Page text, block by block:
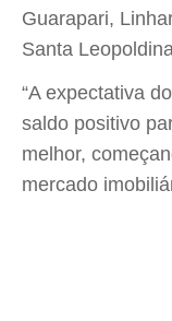
Guarapari,
Santa
“A expectativa
saldo positivo
melhor,
mercado